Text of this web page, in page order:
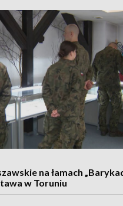
na łamach
w Toruniu